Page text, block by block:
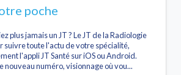
poche
plus jamais un JT ? Le JT de la Radiologie
suivre toute l'actu de votre spécialité,
l'appli JT Santé sur iOS ou Android.
nouveau numéro, visionnage où vou...